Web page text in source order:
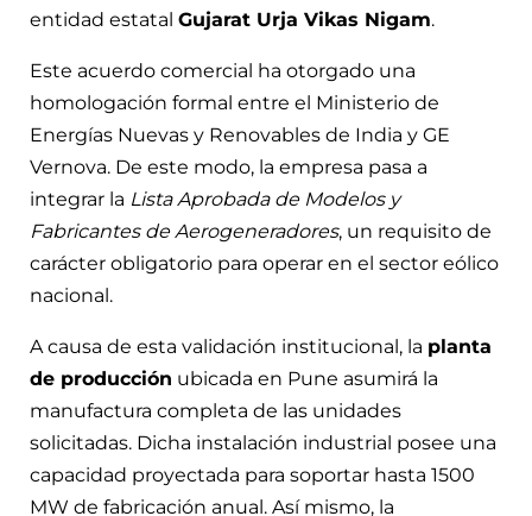
entidad estatal Gujarat Urja Vikas Nigam.
Este acuerdo comercial ha otorgado una
homologación formal entre el Ministerio de
Energías Nuevas y Renovables de India y GE
Vernova. De este modo, la empresa pasa a
integrar la Lista Aprobada de Modelos y
Fabricantes de Aerogeneradores, un requisito de
carácter obligatorio para operar en el sector eólico
nacional.
A causa de esta validación institucional, la planta
de producción ubicada en Pune asumirá la
manufactura completa de las unidades
solicitadas. Dicha instalación industrial posee una
capacidad proyectada para soportar hasta 1500
MW de fabricación anual. Así mismo, la